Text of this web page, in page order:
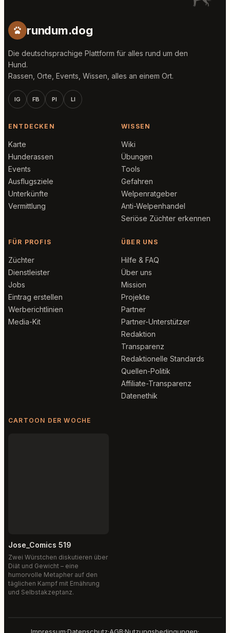
rundum.dog
Die deutschsprachige Plattform für alles rund um den
Hund.
Rassen, Orte, Events, Wissen, alles an einem Ort.
IG FB PI LI
ENTDECKEN
Karte
Hunderassen
Events
Ausflugsziele
Unterkünfte
Vermittlung
WISSEN
Wiki
Übungen
Tools
Gefahren
Welpenratgeber
Anti-Welpenhandel
Seriöse Züchter erkennen
FÜR PROFIS
Züchter
Dienstleister
Jobs
Eintrag erstellen
Werberichtlinien
Media-Kit
ÜBER UNS
Hilfe & FAQ
Über uns
Mission
Projekte
Partner
Partner-Unterstützer
Redaktion
Transparenz
Redaktionelle Standards
Quellen-Politik
Affiliate-Transparenz
Datenethik
CARTOON DER WOCHE
Jose_Comics 519
Zwei Würstchen diskutieren über
Diät und Gewicht – eine
humorvolle Metapher auf den
täglichen Kampf mit Ernährung
und Selbstakzeptanz.